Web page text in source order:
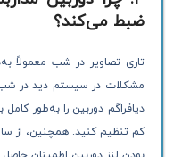
ضبط می‌کند؟
تاری تصاویر در شب معمولاً
مشکلات در سیستم دید در شب
دیافراگم دوربین را به‌طور